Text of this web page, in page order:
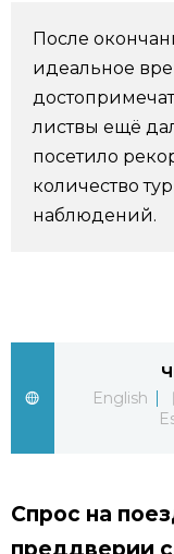
Политика
Экономика
Японский
Семья
После
идеальное
листвы ещё
посетило
количество
наблюдений.
English
Спрос на
преддверии